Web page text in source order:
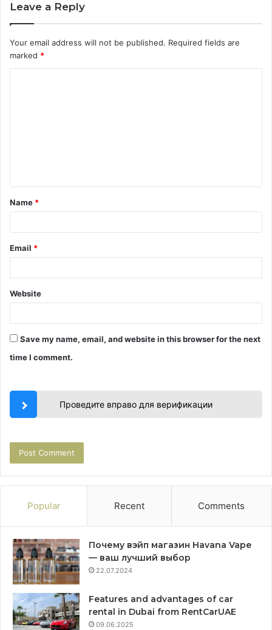
Leave a Reply
Your email address will not be published. Required fields are
marked *
t
*
Name *
Email *
Website
Save my name, email, and website in this browser for the next
time I comment.
Проведите вправо для верификации
Popular Recent Comments
Почему вэйп магазин Havana Vape
— ваш лучший выбор
22.07.2024
Features and advantages of car
rental in Dubai from RentCarUAE
09.06.2025